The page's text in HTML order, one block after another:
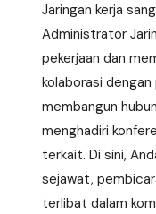
Jaringan kerja
Administrator
pekerjaan dan
kolaborasi
membangun
menghadiri
terkait. Di sini,
sejawat,
terlibat dalam